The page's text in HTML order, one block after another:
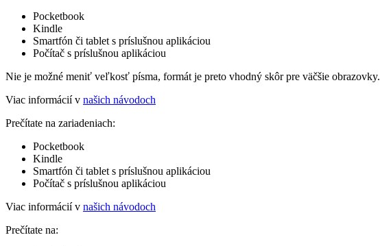
Pocketbook
Kindle
Smartfón či tablet s príslušnou aplikáciou
Počítač s príslušnou aplikáciou
Nie je možné meniť veľkosť písma, formát je preto vhodný skôr pre väčšie obrazovky.
Viac informácií v našich návodoch
Prečítate na zariadeniach:
Pocketbook
Kindle
Smartfón či tablet s príslušnou aplikáciou
Počítač s príslušnou aplikáciou
Viac informácií v našich návodoch
Prečítate na: